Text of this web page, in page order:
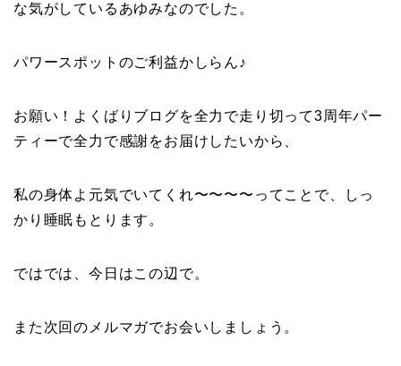
な気がしているあゆみなのでした。
パワースポットのご利益かしらん♪
お願い！よくばりブログを全力で走り切って3周年パー
ティーで全力で感謝をお届けしたいから、
私の身体よ元気でいてくれ〜〜〜〜ってことで、しっ
かり睡眠もとります。
ではでは、今日はこの辺で。
また次回のメルマガでお会いしましょう。